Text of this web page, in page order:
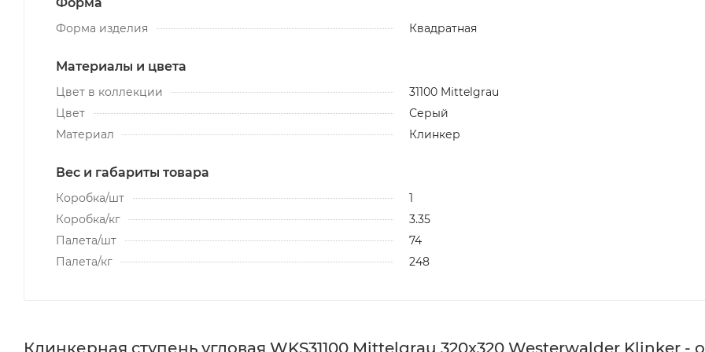
Форма изделия Квадратная
Материалы и цвета
Цвет в коллекции
31100 Mittelgrau
Цвет
Серый
Материал
Клинкер
Вес и габариты товара
Коробка/шт
1
Коробка/кг
3.35
Палета/шт
74
Палета/кг
248
Клинкерная ступень угловая WKS31100 Mittelgrau 320x320 Westerwalder Klinker -